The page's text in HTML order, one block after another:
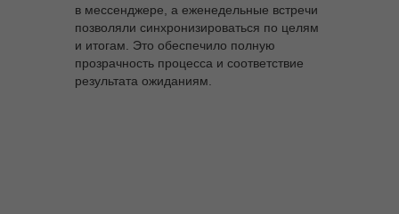
в мессенджере, а еженедельные встречи
позволяли синхронизироваться по целям
и итогам. Это обеспечило полную
прозрачность процесса и соответствие
результата ожиданиям.